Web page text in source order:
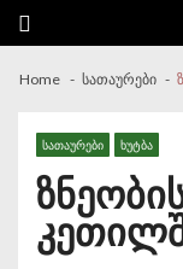
Home სათაურები
ᲡᲐᲗᲐᲣᲠᲔᲑᲘ ᲮᲣᲢᲑᲐ